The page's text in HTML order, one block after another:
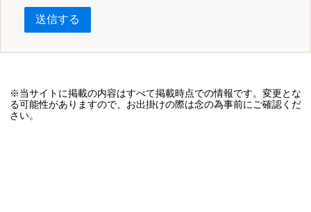
送信する
※当サイトに掲載の内容はすべて掲載時点での情報です。変更とな
る可能性がありますので、お出掛けの際は念の為事前にご確認くだ
さい。